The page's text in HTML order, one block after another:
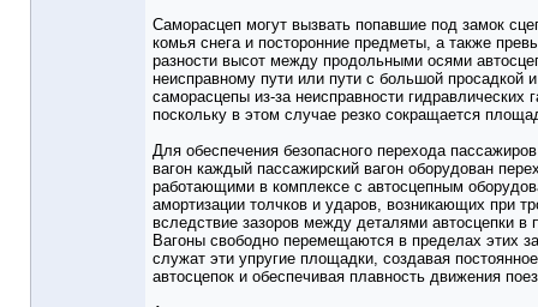
Саморасцеп могут вызвать попавшие под замок
комья снега и посторонние предметы, а также
разности высот между продольными осями
неисправному пути или пути с большой просадкой
саморасцепы из-за неисправности гидравлических
поскольку в этом случае резко сокращается
Для обеспечения безопасного перехода
вагон каждый пассажирский вагон оборудован
работающими в комплексе с автосцепным
амортизации толчков и ударов, возникающих при
вследствие зазоров между деталями автосцепки
Вагоны свободно перемещаются в пределах этих
служат эти упругие площадки, создавая
автосцепок и обеспечивая плавность движения